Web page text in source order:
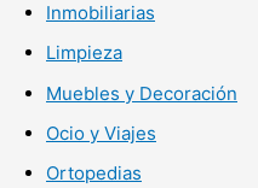
Inmobiliarias
Limpieza
Muebles y Decoración
Ocio y Viajes
Ortopedias